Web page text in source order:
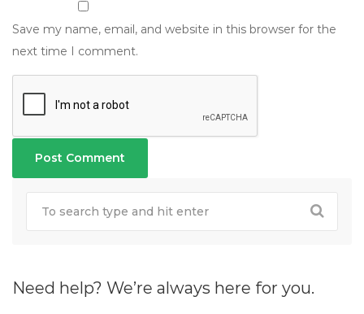
Save my name, email, and website in this browser for the
next time I comment.
Need help? We’re always here for you.